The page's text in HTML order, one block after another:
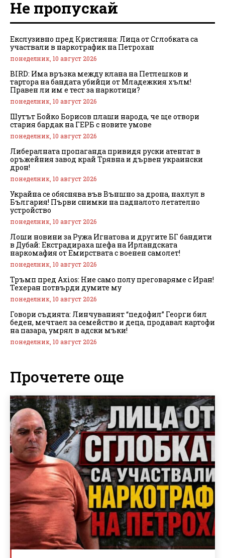
Не пропускай
Екслузивно пред Кристияна: Лица от Сглобката са
участвали в наркотрафик на Петрохан
понеделник, 10 август 2026
BIRD: Има връзка между клана на Петлешков и
тартора на бандата убийци от Младежкия хълм!
Правен ли им е тест за наркотици?
понеделник, 10 август 2026
Шутът Бойко Борисов плаши народа, че ще отвори
стария бардак на ГЕРБ с новите умове
понеделник, 10 август 2026
Либералната пропаганда привидя руски атентат в
оръжейния завод край Трявна и дървен украински
дрон!
понеделник, 10 август 2026
Украйна се обяснява във Външно за дрона, нахлул в
България! Първи снимки на падналото летателно
устройство
понеделник, 10 август 2026
Лоши новини за Ружа Игнатова и другите БГ бандити
в Дубай: Екстрадираха шефа на Ирландската
наркомафия от Емирствата с военен самолет!
понеделник, 10 август 2026
Тръмп пред Axios: Ние само полу преговаряме с Иран!
Техеран потвърди думите му
понеделник, 10 август 2026
Говори съдията: Линчуваният “педофил” Георги бил
беден, мечтаел за семейство и деца, продавал картофи
на пазара, умрял в адски мъки!
понеделник, 10 август 2026
Прочетете още